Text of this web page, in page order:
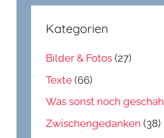
Kategorien
Bilder & Fotos (27)
Texte (66)
Was sonst noch geschah
Zwischengedanken (38)